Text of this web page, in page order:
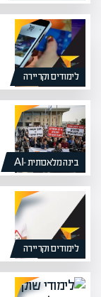
לימודים וקריירה
בינה מלאכותית -AI
לימודים וקריירה